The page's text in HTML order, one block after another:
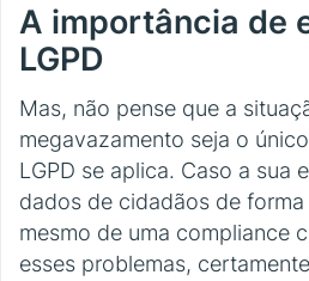
A importância de
LGPD
Mas, não pense que a
megavazamento seja o
LGPD se aplica. Caso a sua
dados de cidadãos de
mesmo de uma compliance
esses problemas,